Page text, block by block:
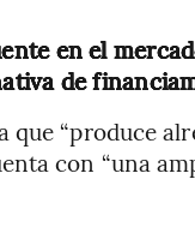
en el
de
“produce
con “una